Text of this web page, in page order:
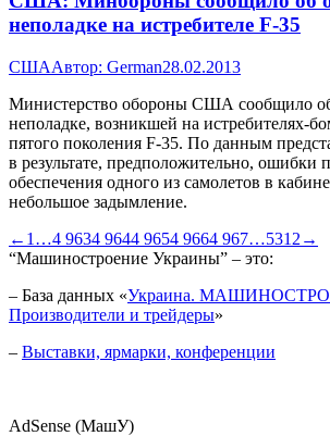
неполадке на истребителе F-35
СШААвтор: German28.02.2013
Министерство обороны США сообщило
неполадке, возникшей на истребителях-
пятого поколения F-35. По данным
в результате, предположительно, ошибки
обеспечения одного из самолетов в
небольшое задымление.
← 1 …4 9634 9644 9654 9664 967…5312 →
“Машиностроение Украины” – это:
– База данных «Украина.
Производители и трейдеры»
– Выставки, ярмарки, конференции
AdSense (МашУ)